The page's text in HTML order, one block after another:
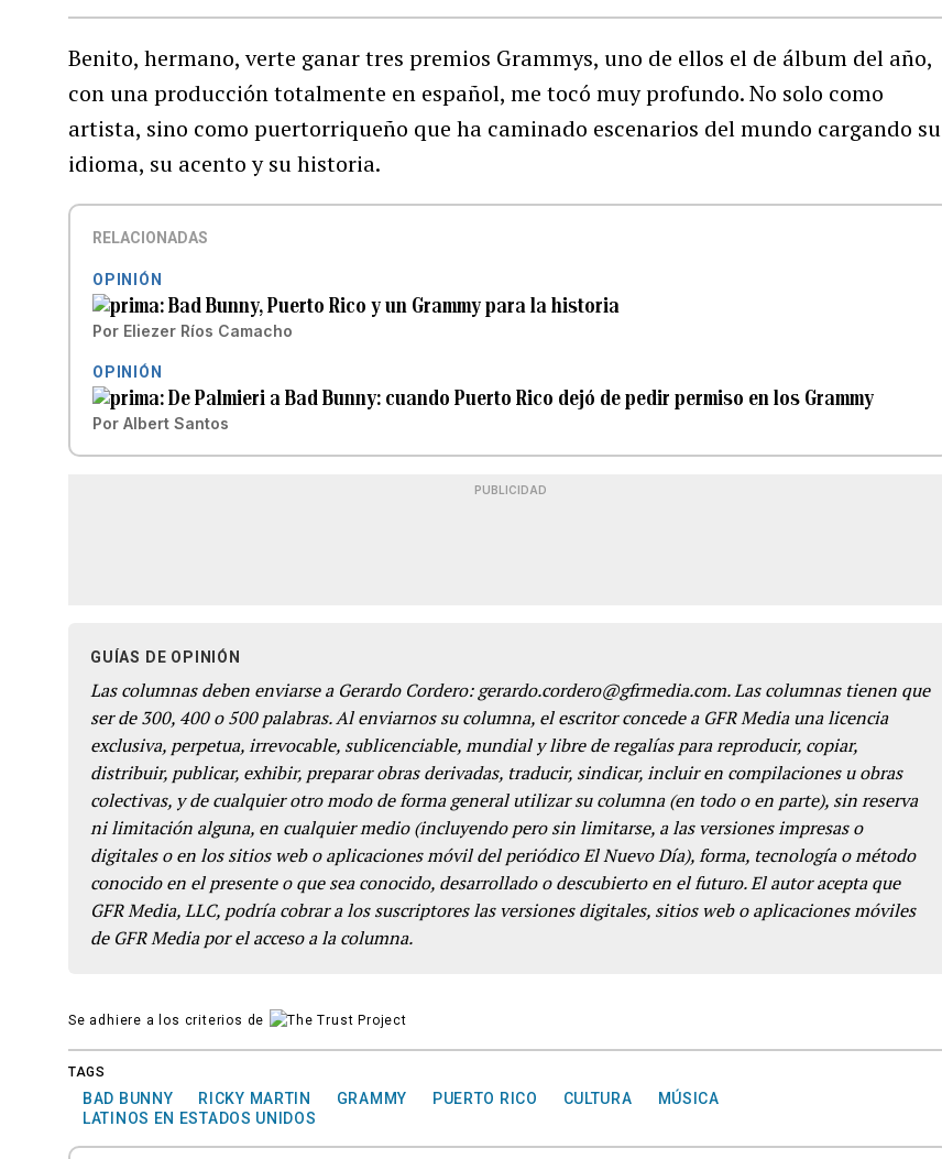
Benito, hermano, verte ganar tres premios Grammys, uno de ellos el de álbum del año,
con una producción totalmente en español, me tocó muy profundo. No solo como
artista, sino como puertorriqueño que ha caminado escenarios del mundo cargando su
idioma, su acento y su historia.
RELACIONADAS
OPINIÓN
Bad Bunny, Puerto Rico y un Grammy para la historia
Por Eliezer Ríos Camacho
OPINIÓN
De Palmieri a Bad Bunny: cuando Puerto Rico dejó de pedir permiso en los Grammy
Por Albert Santos
PUBLICIDAD
GUÍAS DE OPINIÓN
Las columnas deben enviarse a Gerardo Cordero: gerardo.cordero@gfrmedia.com. Las columnas tienen que
ser de 300, 400 o 500 palabras. Al enviarnos su columna, el escritor concede a GFR Media una licencia
exclusiva, perpetua, irrevocable, sublicenciable, mundial y libre de regalías para reproducir, copiar,
distribuir, publicar, exhibir, preparar obras derivadas, traducir, sindicar, incluir en compilaciones u obras
colectivas, y de cualquier otro modo de forma general utilizar su columna (en todo o en parte), sin reserva
ni limitación alguna, en cualquier medio (incluyendo pero sin limitarse, a las versiones impresas o
digitales o en los sitios web o aplicaciones móvil del periódico El Nuevo Día), forma, tecnología o método
conocido en el presente o que sea conocido, desarrollado o descubierto en el futuro. El autor acepta que
GFR Media, LLC, podría cobrar a los suscriptores las versiones digitales, sitios web o aplicaciones móviles
de GFR Media por el acceso a la columna.
Se adhiere a los criterios de
TAGS
BAD BUNNY RICKY MARTIN GRAMMY PUERTO RICO CULTURA
MÚSICA
LATINOS EN ESTADOS UNIDOS